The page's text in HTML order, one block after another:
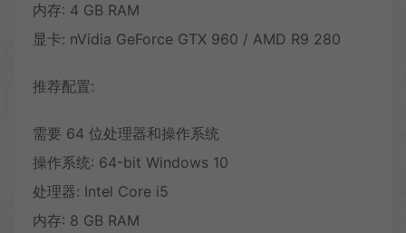
内存: 4 GB RAM
显卡: nVidia GeForce GTX 960 / AMD R9 280
推荐配置:
需要 64 位处理器和操作系统
操作系统: 64-bit Windows 10
处理器: Intel Core i5
内存: 8 GB RAM